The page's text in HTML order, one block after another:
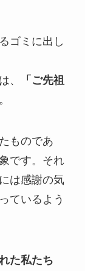
ゴミに出し
、
「ご先祖
ものであ
です。それ
は感謝の気
ているよう
た私たち